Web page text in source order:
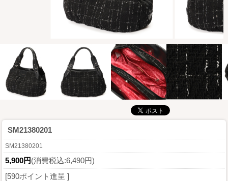
SM21380201
SM21380201
5,900円(消費税込:6,490円)
[590ポイント進呈 ]